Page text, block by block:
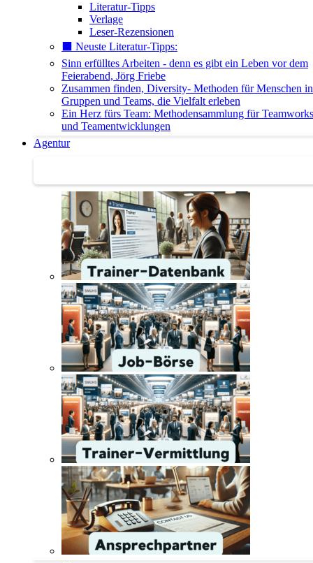
Literatur-Tipps
Verlage
Leser-Rezensionen
⬛️ Neuste Literatur-Tipps:
Sinn erfülltes Arbeiten - denn es gibt ein Leben vor dem
Feierabend, Jörg Friebe
Zusammen finden, Diversity- Methoden für Menschen in
Gruppen und Teams, die Vielfalt erleben
Ein Herz fürs Team: Methodensammlung für
und Teamentwicklungen
Agentur